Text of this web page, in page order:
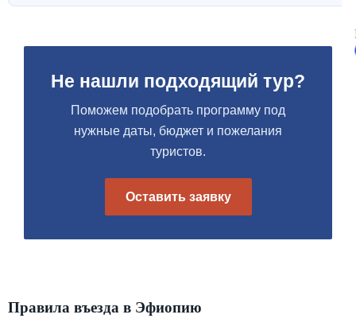
Не нашли подходящий тур?
Поможем подобрать программу под
нужные даты, бюджет и пожелания
туристов.
Оставить заявку
Правила въезда в Эфиопию